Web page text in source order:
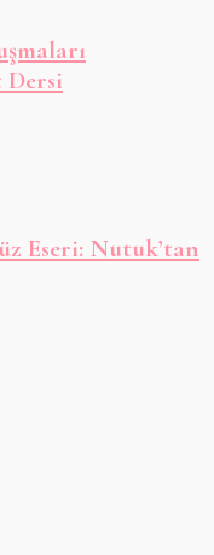
Dersi
Eseri: Nutuk’tan